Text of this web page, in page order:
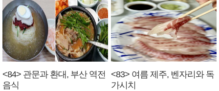
<84> 관문과 환대, 부산 역전
음식
<83> 여름 제주, 벤자리와 독
가시치